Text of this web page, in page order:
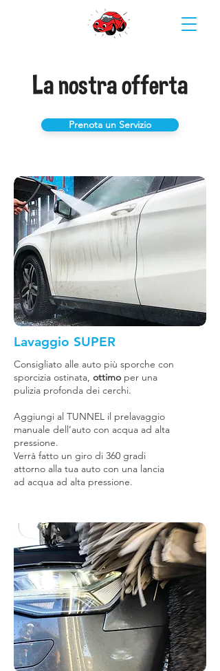
La nostra offerta
Prenota un Servizio
Lavaggio SUPER
Consigliato alle auto più sporche con
sporcizia ostinata, ottimo per una
pulizia profonda dei cerchi.
Aggiungi al TUNNEL il prelavaggio
manuale dell’auto con acqua ad alta
pressione.
Verrà fatto un giro di 360 gradi
attorno alla tua auto con una lancia
ad acqua ad alta pressione.